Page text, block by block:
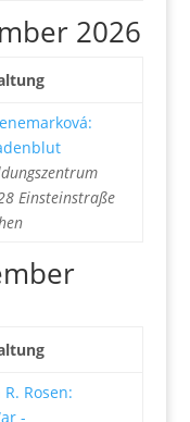
2026
Einsteinstraße
Rosen:
-